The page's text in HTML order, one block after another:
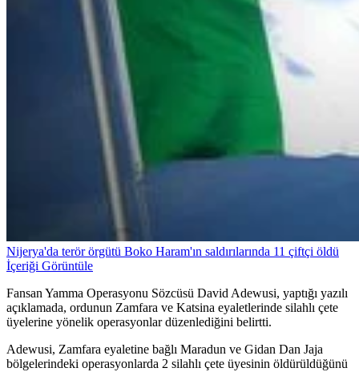
Nijerya'da terör örgütü Boko Haram'ın saldırılarında 11 çiftçi öldü
İçeriği Görüntüle
Fansan Yamma Operasyonu Sözcüsü David Adewusi, yaptığı yazılı
açıklamada, ordunun Zamfara ve Katsina eyaletlerinde silahlı çete
üyelerine yönelik operasyonlar düzenlediğini belirtti.
Adewusi, Zamfara eyaletine bağlı Maradun ve Gidan Dan Jaja
bölgelerindeki operasyonlarda 2 silahlı çete üyesinin öldürüldüğünü